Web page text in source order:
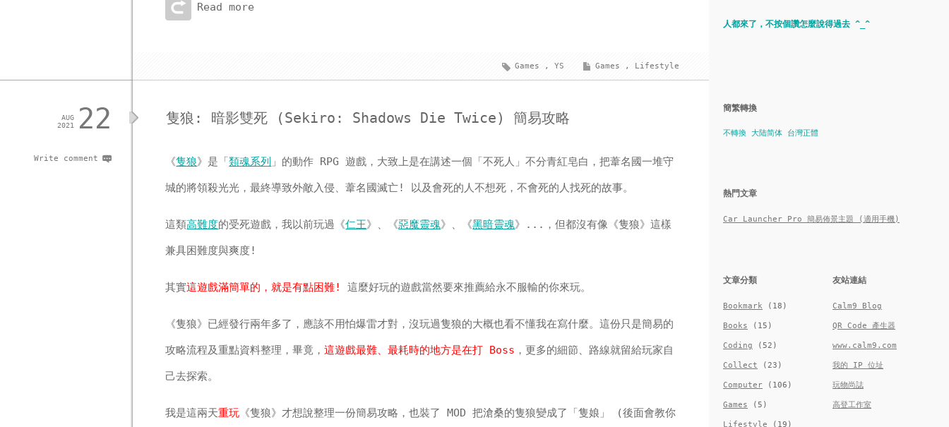
Read more
Games , Lifestyle
Games , YS
隻狼: 暗影雙死 (Sekiro: Shadows Die Twice) 簡易攻略
《隻狼》是「類魂系列 」的動作 RPG 遊戲，大致上是在講述一個「不死人」不分青紅皂白，把葦名國一堆守
城的將領殺光光，最終導致外敵入侵、葦名國滅亡! 以及會死的人不想死，不會死的人找死的故事。
這類高難度的受死遊戲，我以前玩過《仁王》、《惡魔靈魂》、《黑暗靈魂》...，但都沒有像《隻狼》這樣
兼具困難度與爽度!
其實這遊戲滿簡單的，就是有點困難! 這麼好玩的遊戲當然要來推薦給永不服輸的你來玩。
《隻狼》已經發行兩年多了，應該不用怕爆雷才對，沒玩過隻狼的大概也看不懂我在寫什麼。這份只是簡易的
攻略流程及重點資料整理，畢竟，這遊戲最難、最耗時的地方是在打 Boss ，更多的細節、路線就留給玩家自
己去探索。
我是這兩天重玩 《隻狼》才想說整理一份簡易攻略，也裝了 MOD 把滄桑的隻狼變成了「隻娘」 (後面會教你
22
AUG
2021
Write comment
人都來了，不按個讚怎麼說得過去 ^_^
簡繁轉換
不轉換 大陆简体 台灣正體
熱門文章
Car Launcher Pro 簡易佈景主題 (適用手機)
文章分類
Bookmark (18)
Books (15)
Coding (52)
Collect (23)
Computer (106)
Games (5)
Lifestyle (19)
友站連結
Calm9 Blog
QR Code 產生器
www.calm9.com
我的 IP 位址
玩物尚誌
高登工作室